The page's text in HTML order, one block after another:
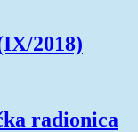
2018)
radionica